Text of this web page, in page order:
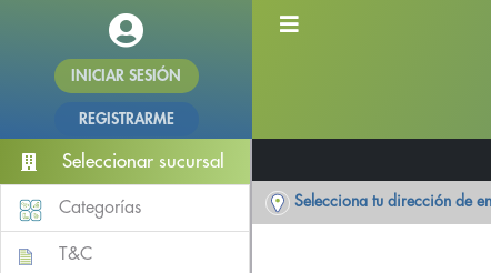
INICIAR SESIÓN
REGISTRARME
Seleccionar sucursal
Categorías
T&C
Selecciona tu dirección de